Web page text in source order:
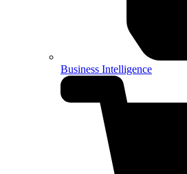
Business Intelligence